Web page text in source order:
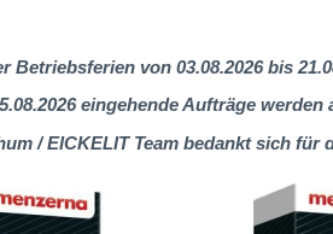
Betriebsferien von 03.08.2026 bis
eingehende Aufträge
/ EICKELIT Team bedankt sich für